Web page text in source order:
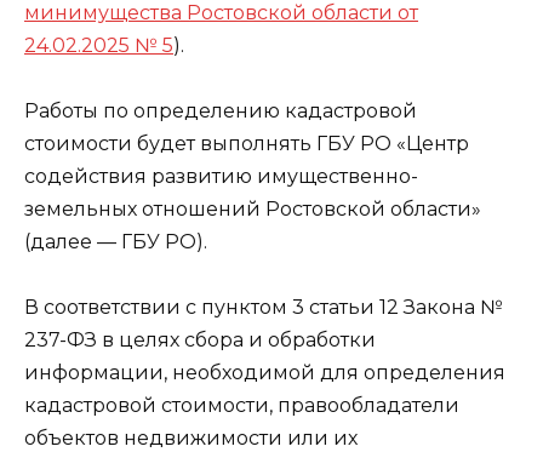
минимущества Ростовской области от
24.02.2025 № 5).
Работы по определению кадастровой
стоимости будет выполнять ГБУ РО «Центр
содействия развитию имущественно-
земельных отношений Ростовской области»
(далее — ГБУ РО).
В соответствии с пунктом 3 статьи 12 Закона №
237-ФЗ в целях сбора и обработки
информации, необходимой для определения
кадастровой стоимости, правообладатели
объектов недвижимости или их